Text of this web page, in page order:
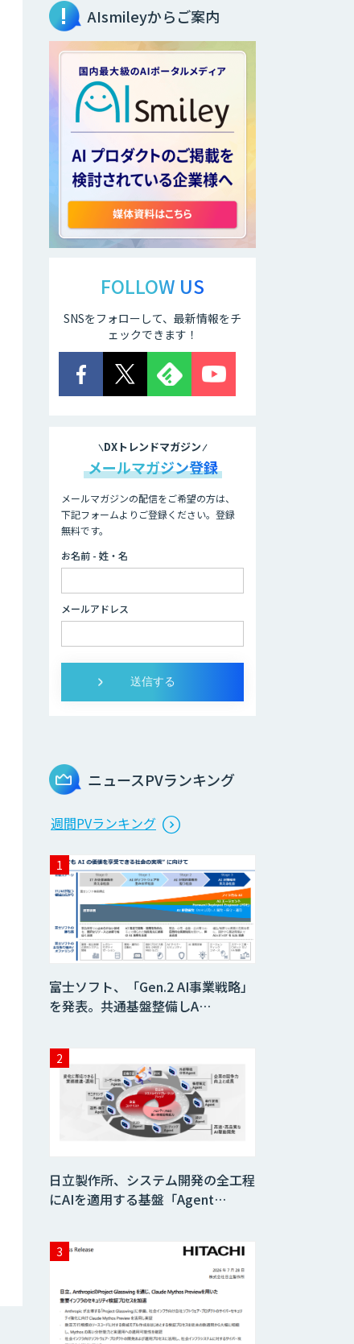
AI Worker
AI開発・伴走支
援・内製化支援
DXセカンドオピニ
オン
LINEWORKS
AmiVoice ISR
Studio
Helpfeel
PKSHA
VoiceAgent
AIsmileyからご案内
FOLLOW US
SNSをフォローして、最新情報をチ
ェックできます！
DXトレンドマガジン
メールマガジン登録
メールマガジンの配信をご希望の方は、
下記フォームよりご登録ください。登録
無料です。
お名前 - 姓・名
メールアドレス
ニュースPVランキング
週間PVランキング
富士ソフト、「Gen.2 AI事業戦略」
を発表。共通基盤整備しA…
日立製作所、システム開発の全工程
にAIを適用する基盤「Agent…